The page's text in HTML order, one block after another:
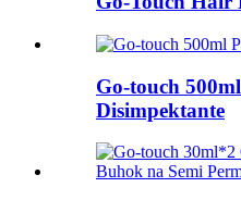
Go-touch
Disimpektante